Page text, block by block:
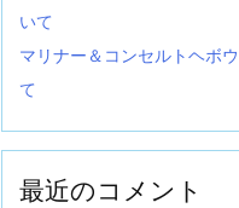
いて
マリナー＆コンセルトヘボ
て
最近のコメント